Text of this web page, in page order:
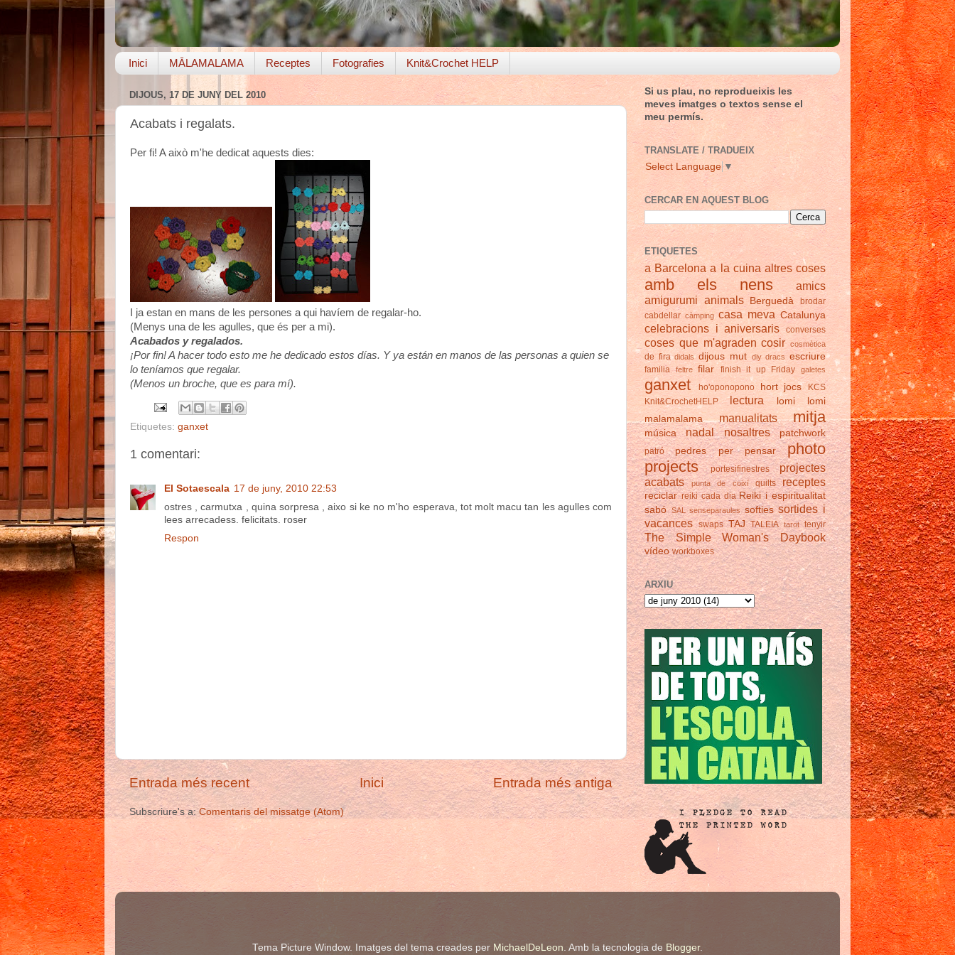
Inici MĀLAMALAMA Receptes Fotografies Knit&Crochet HELP
DIJOUS, 17 DE JUNY DEL 2010
Acabats i regalats.
Per fi! A això m'he dedicat aquests dies:
I ja estan en mans de les persones a qui havíem de regalar-ho.
(Menys una de les agulles, que és per a mi).
Acabados y regalados.
¡Por fin! A hacer todo esto me he dedicado estos días. Y ya están en manos de las personas a quien se
lo teníamos que regalar.
(Menos un broche, que es para mí).
Etiquetes: ganxet
1 comentari:
El Sotaescala 17 de juny, 2010 22:53
ostres , carmutxa , quina sorpresa , aixo si ke no m'ho esperava, tot molt macu tan les agulles com
lees arrecadess. felicitats. roser
Respon
Entrada més recent Entrada més antiga
Inici
Subscriure's a:Comentaris del missatge (Atom)
Si us plau, no reprodueixis les
meves imatges o textos sense el
meu permís.
TRANSLATE / TRADUEIX
Select Language ▼
CERCAR EN AQUEST BLOG
ETIQUETES
a Barcelona a la cuina altres coses
amb els nens
amics
amigurumi animals Berguedà
brodar
cabdellar càmping casa meva Catalunya
celebracions i aniversaris converses
coses que m'agraden cosir cosmètica
de fira didals dijous mut diy dracs escriure
familia feltre filar finish it up Friday galetes
ganxet ho'oponopono hort jocs
KCS
Knit&CrochetHELP
lectura
lomi lomi
malamalama
manualitats mitja
música nadal nosaltres patchwork
patró pedres per pensar
photo
projects
portesifinestres
projectes
acabats
punta de coixí quilts receptes
reciclar reiki cada dia Reiki i espiritualitat
sabó SAL senseparaules softies sortides i
vacances swaps TAJ TALEIA tarot tenyir
The Simple Woman's Daybook
vídeo workboxes
ARXIU
Tema Picture Window. Imatges del tema creades per MichaelDeLeon. Amb la tecnologia de Blogger.